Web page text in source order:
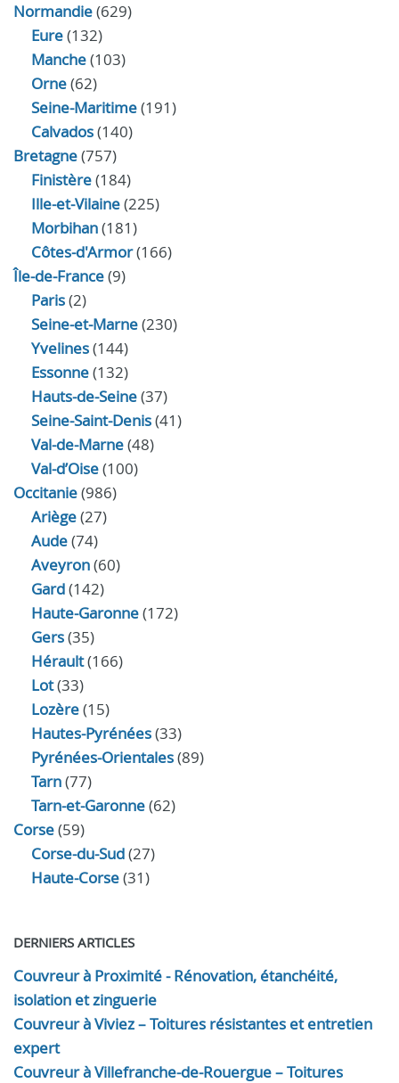
Normandie(629)
Eure(132)
Manche(103)
Orne(62)
Seine-Maritime(191)
Calvados(140)
Bretagne(757)
Finistère(184)
Ille-et-Vilaine(225)
Morbihan(181)
Côtes-d'Armor(166)
Île-de-France(9)
Paris(2)
Seine-et-Marne(230)
Yvelines(144)
Essonne(132)
Hauts-de-Seine(37)
Seine-Saint-Denis(41)
Val-de-Marne(48)
Val-d’Oise(100)
Occitanie(986)
Ariège(27)
Aude(74)
Aveyron(60)
Gard(142)
Haute-Garonne(172)
Gers(35)
Hérault(166)
Lot(33)
Lozère(15)
Hautes-Pyrénées(33)
Pyrénées-Orientales(89)
Tarn(77)
Tarn-et-Garonne(62)
Corse(59)
Corse-du-Sud(27)
Haute-Corse(31)
DERNIERS ARTICLES
Couvreur à Proximité - Rénovation, étanchéité,
isolation et zinguerie
Couvreur à Viviez – Toitures résistantes et entretien
expert
Couvreur à Villefranche-de-Rouergue – Toitures